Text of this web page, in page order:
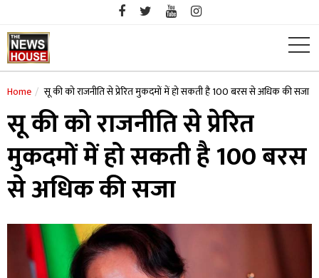
content
Home सू की को राजनीति से प्रेरित मुकदमों में हो सकती है 100 बरस से अधिक की सजा
सू की को राजनीति से प्रेरित
मुकदमों में हो सकती है 100 बरस
से अधिक की सजा